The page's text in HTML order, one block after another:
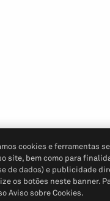
cookies e ferramentas
site, bem como para
de dados) e publicidade
os botões neste banner.
Aviso sobre Cookies.